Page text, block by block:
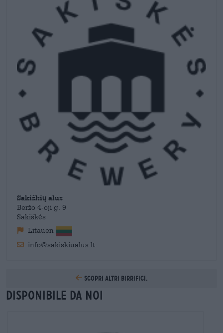
Gin & Tonic IPA , la Coconut Milk Stout o laSour Birra di
Sakiškių alus
Beržo 4-oji g. 9
Sakiškės
Litauen
info@sakiskiualus.lt
Scopri altri birrifici.
Disponibile da noi